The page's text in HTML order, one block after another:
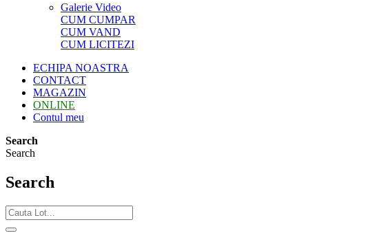
Galerie Video
CUM CUMPAR
CUM VAND
CUM LICITEZI
ECHIPA NOASTRA
CONTACT
MAGAZIN
ONLINE
Contul meu
Search
Search
Search